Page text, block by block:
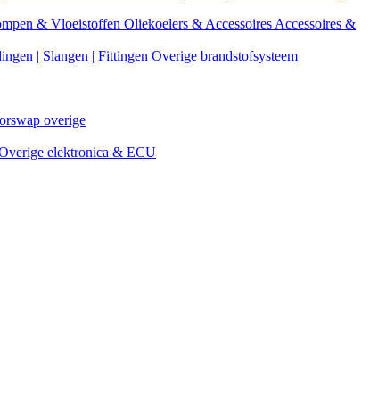
& Vloeistoffen Oliekoelers & Accessoires Accessoires &
| Slangen | Fittingen Overige brandstofsysteem
overige
elektronica & ECU